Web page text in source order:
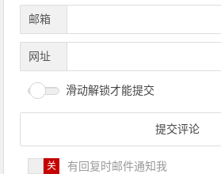
邮箱
网址
滑动解锁才能提交
有回复时邮件通知我